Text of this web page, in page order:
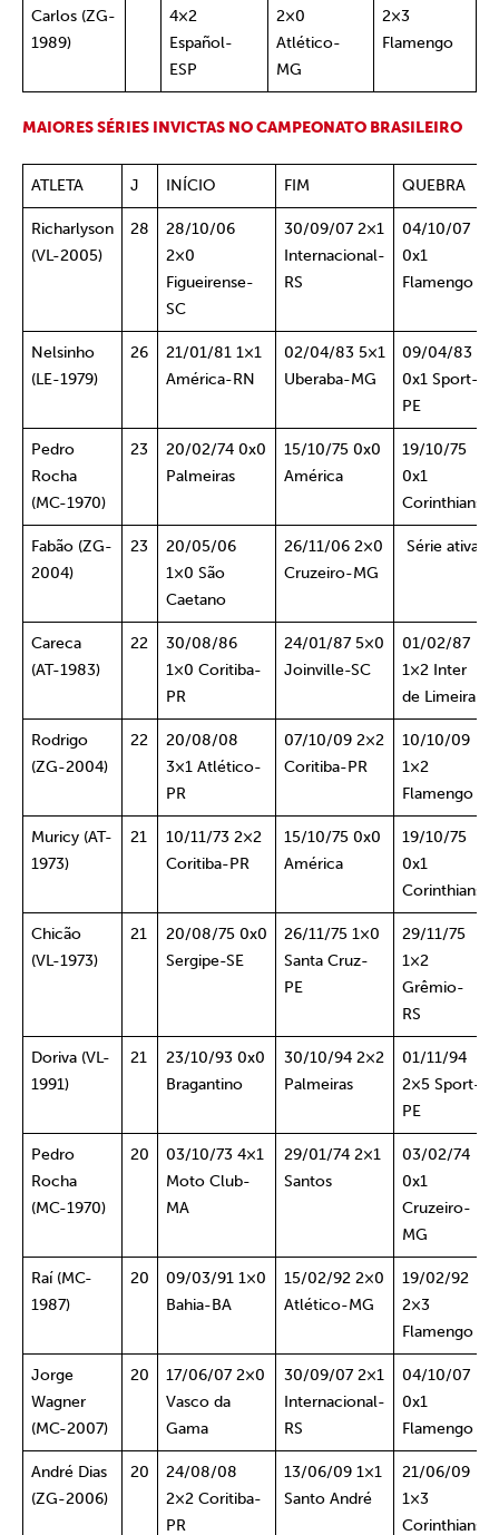
Carlos (ZG-
1989)
4×2
Español-
ESP
2×0
Atlético-
MG
2×3
Flamengo
MAIORES SÉRIES INVICTAS NO CAMPEONATO BRASILEIRO
ATLETA J INÍCIO FIM QUEBRA
Richarlyson
(VL-2005)
28
28/10/06
2×0
Figueirense-
SC
30/09/07 2×1
Internacional-
RS
04/10/07
0x1
Flamengo
Nelsinho
(LE-1979)
26
21/01/81 1×1
América-RN
02/04/83 5×1
Uberaba-MG
09/04/83
0x1 Sport-
PE
Pedro
Rocha
(MC-1970)
23
20/02/74 0x0
Palmeiras
15/10/75 0x0
América
19/10/75
0x1
Corinthians
Fabão (ZG-
2004)
23
20/05/06
1×0 São
Caetano
26/11/06 2×0
Cruzeiro-MG
Série ativa
Careca
(AT-1983)
22
30/08/86
1×0 Coritiba-
PR
24/01/87 5×0
Joinville-SC
01/02/87
1×2 Inter
de Limeira
Rodrigo
(ZG-2004)
22
20/08/08
3×1 Atlético-
PR
07/10/09 2×2
Coritiba-PR
10/10/09
1×2
Flamengo
Muricy (AT-
1973)
21
10/11/73 2×2
Coritiba-PR
15/10/75 0x0
América
19/10/75
0x1
Corinthians
Chicão
(VL-1973)
21
20/08/75 0x0
Sergipe-SE
26/11/75 1×0
Santa Cruz-
PE
29/11/75
1×2
Grêmio-
RS
Doriva (VL-
1991)
21
23/10/93 0x0
Bragantino
30/10/94 2×2
Palmeiras
01/11/94
2×5 Sport-
PE
Pedro
Rocha
(MC-1970)
20
03/10/73 4×1
Moto Club-
MA
29/01/74 2×1
Santos
03/02/74
0x1
Cruzeiro-
MG
Raí (MC-
1987)
20
09/03/91 1×0
Bahia-BA
15/02/92 2×0
Atlético-MG
19/02/92
2×3
Flamengo
Jorge
Wagner
(MC-2007)
20
17/06/07 2×0
Vasco da
Gama
30/09/07 2×1
Internacional-
RS
04/10/07
0x1
Flamengo
André Dias
(ZG-2006)
20
24/08/08
2×2 Coritiba-
PR
13/06/09 1×1
Santo André
21/06/09
1×3
Corinthians